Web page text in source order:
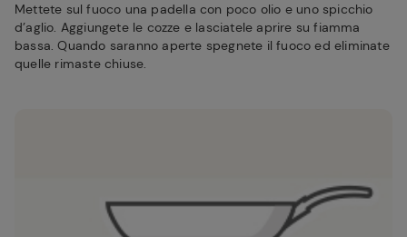
Mettete sul fuoco una padella con poco olio e uno spicchio
d’aglio. Aggiungete le cozze e lasciatele aprire su fiamma
bassa. Quando saranno aperte spegnete il fuoco ed eliminate
quelle rimaste chiuse.